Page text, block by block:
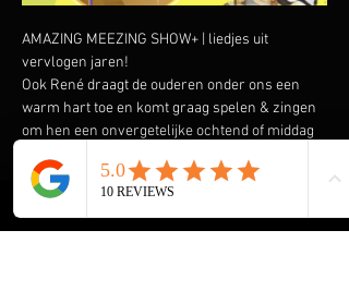
AMAZING MEEZING SHOW+ | liedjes uit
vervlogen jaren!
Ook René draagt de ouderen onder ons een
warm hart toe en komt graag spelen & zingen
om hen een onvergetelijke ochtend of middag
MEEZING SHOW+ samengesteld met liedjes uit
vervlogen tijden.  Liedjes van onder andere
Wim Sonneveld, Ja Zuster Nee Zuster, Rob de